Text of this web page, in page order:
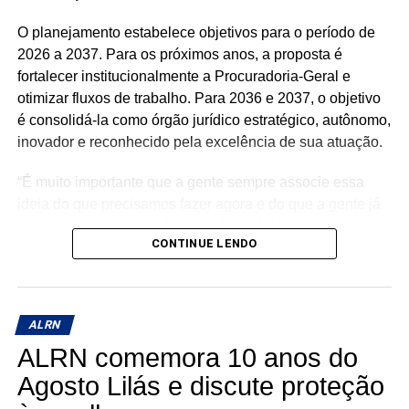
O planejamento estabelece objetivos para o período de
2026 a 2037. Para os próximos anos, a proposta é
fortalecer institucionalmente a Procuradoria-Geral e
otimizar fluxos de trabalho. Para 2036 e 2037, o objetivo
é consolidá-la como órgão jurídico estratégico, autônomo,
inovador e reconhecido pela excelência de sua atuação.
“É muito importante que a gente sempre associe essa
pode se preparar para fazer no futuro”, afirmou o
procurador-geral Renato Guerra ao destacar a
preparação para o futuro.
Entre as diretrizes estão a busca pela excelência no
assessoramento jurídico, a preservação da autonomia
institucional e a adoção de soluções inovadoras,
incluindo o uso organizado de ferramentas de inteligência
CONTINUE LENDO
ALRN
ALRN comemora 10 anos do
Agosto Lilás e discute proteção